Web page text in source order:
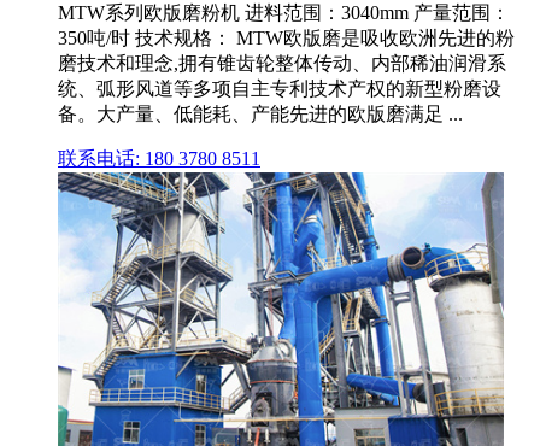
MTW系列欧版磨粉机 进料范围：3040mm 产量范围：
350吨/时 技术规格： MTW欧版磨是吸收欧洲先进的粉
磨技术和理念,拥有锥齿轮整体传动、内部稀油润滑系
统、弧形风道等多项自主专利技术产权的新型粉磨设
备。大产量、低能耗、产能先进的欧版磨满足 ...
联系电话: 180 3780 8511